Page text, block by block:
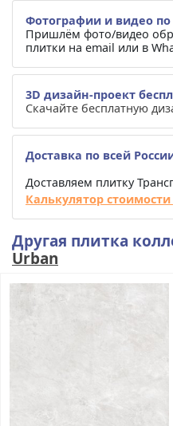
Фотографии и видео по
Пришлём фото/видео
плитки на email или в
3D дизайн-проект
Скачайте бесплатную
Доставка по всей
Доставляем плитку
Калькулятор
Другая плитка
Urban